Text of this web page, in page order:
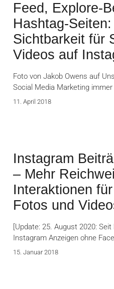
Feed, Explore-
Hashtag-
Sichtbarkeit für
Videos auf
Foto von Jakob Owens auf
Social Media Marketing
11. April 2018
Instagram
– Mehr
Interaktionen
Fotos und
[Update: 25. August 2020:
Instagram Anzeigen ohne
15. Januar 2018